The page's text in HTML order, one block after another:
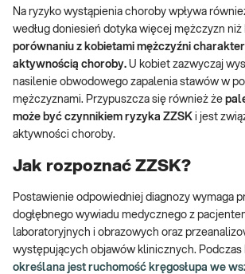
Na ryzyko wystąpienia choroby wpływa
według doniesień dotyka więcej mężczyzn niż
porównaniu z kobietami mężczyźni
aktywnością choroby. U kobiet zazwyczaj
nasilenie obwodowego zapalenia stawów w
mężczyznami. Przypuszcza się również że
może być czynnikiem ryzyka ZZSK i jest
aktywności choroby.
Jak rozpoznać ZZSK?
Postawienie odpowiedniej diagnozy wymaga
dogłębnego wywiadu medycznego z
laboratoryjnych i obrazowych oraz
występujących objawów klinicznych. Podczas
określana jest ruchomość kręgosłupa we